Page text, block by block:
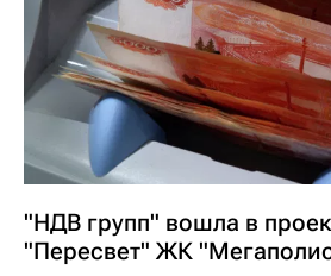
"НДВ групп" вошла в
"Пересвет" ЖК